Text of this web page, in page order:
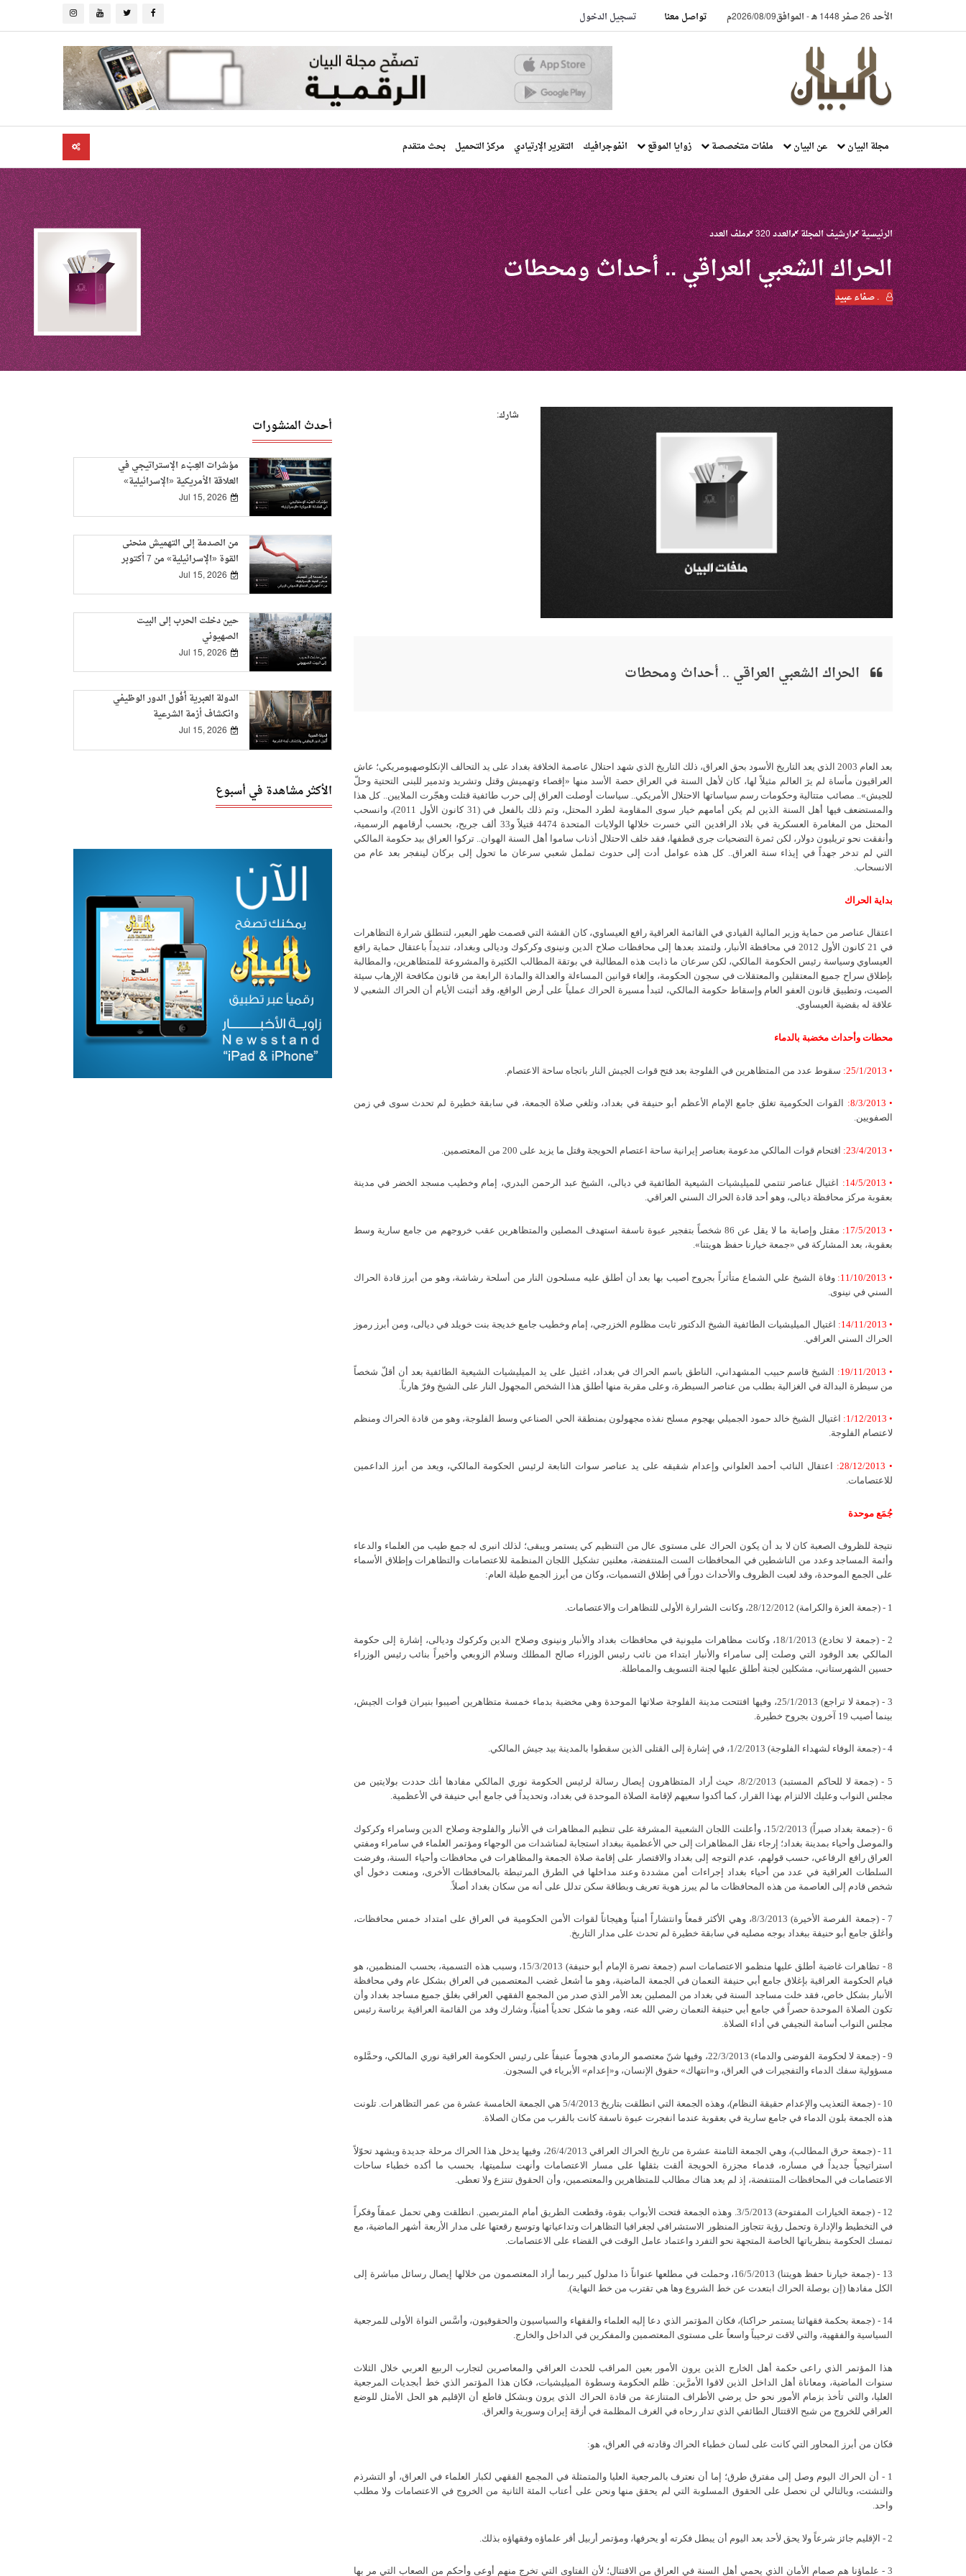
الأحد 26 صفر 1448 هـ -الموافق2026/08/09م تواصل معنا تسجيل الدخول
مجلة البيان عن البيان ملفات متخصصة زوايا الموقع انفوجرافيك التقرير الإرتيادي مركز التحميل بحث متقدم
الرئيسية ارشيف المجلة العدد 320 ملف العدد
الحراك الشعبي العراقي .. أحداث ومحطات
. صفاء عبيد
شارك:
الحراك الشعبي العراقي .. أحداث ومحطات
بعد العام 2003 الذي يعد التاريخ الأسود بحق العراق، ذلك التاريخ الذي شهد احتلال عاصمة الخلافة بغداد على يد التحالف الإنكلوصهيومريكي؛ عاش
العراقيون مأساة لم يرَ العالم مثيلاً لها، كان لأهل السنة في العراق حصة الأسد منها «إقصاء وتهميش وقتل وتشريد وتدمير للبنى التحتية وحلّ
للجيش».. مصائب متتالية وحكومات رسم سياساتها الاحتلال الأمريكي.. سياسات أوصلت العراق إلى حرب طائفية قتلت وهجّرت الملايين.. كل هذا
والمستضعف فيها أهل السنة الذين لم يكن أمامهم خيار سوى المقاومة لطرد المحتل، وتم ذلك بالفعل في (31 كانون الأول 2011)، وانسحب
المحتل من المغامرة العسكرية في بلاد الرافدين التي خسرت خلالها الولايات المتحدة 4474 قتيلاً و33 ألف جريح، بحسب أرقامهم الرسمية،
وأنفقت نحو تريليون دولار، لكن ثمرة التضحيات جرى قطفها، فقد خلف الاحتلال أذناب ساموا أهل السنة الهوان.. تركوا العراق بيد حكومة المالكي
التي لم تدخر جهداً في إيذاء سنة العراق.. كل هذه عوامل أدت إلى حدوث تململ شعبي سرعان ما تحول إلى بركان لينفجر بعد عام من
الانسحاب.
بداية الحراك
اعتقال عناصر من حماية وزير المالية القيادي في القائمة العراقية رافع العيساوي، كان القشة التي قصمت ظهر البعير، لتنطلق شرارة التظاهرات
في 21 كانون الأول 2012 في محافظة الأنبار، ولتمتد بعدها إلى محافظات صلاح الدين ونينوى وكركوك وديالى وبغداد، تنديداً باعتقال حماية رافع
العيساوي وسياسة رئيس الحكومة المالكي، لكن سرعان ما ذابت هذه المطالبة في بوتقة المطالب الكثيرة والمشروعة للمتظاهرين، والمطالبة
بإطلاق سراح جميع المعتقلين والمعتقلات في سجون الحكومة، وإلغاء قوانين المساءلة والعدالة والمادة الرابعة من قانون مكافحة الإرهاب سيئة
الصيت، وتطبيق قانون العفو العام وإسقاط حكومة المالكي، لتبدأ مسيرة الحراك عملياً على أرض الواقع، وقد أثبتت الأيام أن الحراك الشعبي لا
علاقة له بقضية العيساوي.
محطات وأحداث مخضبة بالدماء
• 25/1/2013: سقوط عدد من المتظاهرين في الفلوجة بعد فتح قوات الجيش النار باتجاه ساحة الاعتصام.
• 8/3/2013:
القوات الحكومية تغلق جامع الإمام الأعظم أبو حنيفة في بغداد، وتلغي صلاة الجمعة، في سابقة خطيرة لم تحدث سوى في زمن
الصفويين.
• 23/4/2013: اقتحام قوات المالكي مدعومة بعناصر إيرانية ساحة اعتصام الحويجة وقتل ما يزيد على 200 من المعتصمين.
• 14/5/2013:
اغتيال عناصر تنتمي للميليشيات الشيعية الطائفية في ديالى، الشيخ عبد الرحمن البدري، إمام وخطيب مسجد الخضر في مدينة
بعقوبة مركز محافظة ديالى، وهو أحد قادة الحراك السني العراقي.
• 17/5/2013:
مقتل وإصابة ما لا يقل عن 86 شخصاً بتفجير عبوة ناسفة استهدف المصلين والمتظاهرين عقب خروجهم من جامع سارية وسط
بعقوبة، بعد المشاركة في «جمعة خيارنا حفظ هويتنا».
• 11/10/2013:
وفاة الشيخ علي الشماع متأثراً بجروح أصيب بها بعد أن أطلق عليه مسلحون النار من أسلحة رشاشة، وهو من أبرز قادة الحراك
السني في نينوى.
• 14/11/2013:
اغتيال الميليشيات الطائفية الشيخ الدكتور ثابت مظلوم الخزرجي، إمام وخطيب جامع خديجة بنت خويلد في ديالى، ومن أبرز رموز
الحراك السني العراقي.
• 19/11/2013:
الشيخ قاسم حبيب المشهداني، الناطق باسم الحراك في بغداد، اغتيل على يد الميليشيات الشيعية الطائفية بعد أن أقلّ شخصاً
من سيطرة البدالة في الغزالية بطلب من عناصر السيطرة، وعلى مقربة منها أطلق هذا الشخص المجهول النار على الشيخ وفرّ هارباً.
• 1/12/2013:
اغتيال الشيخ خالد حمود الجميلي بهجوم مسلح نفذه مجهولون بمنطقة الحي الصناعي وسط الفلوجة، وهو من قادة الحراك ومنظم
لاعتصام الفلوجة.
• 28/12/2013:
اعتقال النائب أحمد العلواني وإعدام شقيقه على يد عناصر سوات التابعة لرئيس الحكومة المالكي، ويعد من أبرز الداعمين
للاعتصامات.
جُمَع موحدة
نتيجة للظروف الصعبة كان لا بد أن يكون الحراك على مستوى عال من التنظيم كي يستمر ويبقى؛ لذلك انبرى له جمع طيب من العلماء والدعاء
وأئمة المساجد وعدد من الناشطين في المحافظات الست المنتفضة، معلنين تشكيل اللجان المنظمة للاعتصامات والتظاهرات وإطلاق الأسماء
على الجمع الموحدة، وقد لعبت الظروف والأحداث دوراً في إطلاق التسميات، وكان من أبرز الجمع طيلة العام:
1 - (جمعة العزة والكرامة) 28/12/2012، وكانت الشرارة الأولى للتظاهرات والاعتصامات.
2 - (جمعة لا تخادع) 18/1/2013، وكانت مظاهرات مليونية في محافظات بغداد والأنبار ونينوى وصلاح الدين وكركوك وديالى، إشارة إلى حكومة
المالكي بعد الوفود التي وصلت إلى سامراء والأنبار ابتداء من نائب رئيس الوزراء صالح المطلك وسلام الزوبعي وأخيراً بنائب رئيس الوزراء
حسين الشهرستاني، مشكلين لجنة أطلق عليها لجنة التسويف والمماطلة.
3 - (جمعة لا تراجع) 25/1/2013، وفيها افتتحت مدينة الفلوجة صلاتها الموحدة وهي مخضبة بدماء خمسة متظاهرين أصيبوا بنيران قوات الجيش،
بينما أصيب 19 آخرون بجروح خطيرة.
4 - (جمعة الوفاء لشهداء الفلوجة) 1/2/2013، في إشارة إلى القتلى الذين سقطوا بالمدينة بيد جيش المالكي.
5 - (جمعة لا للحاكم المستبد) 8/2/2013، حيث أراد المتظاهرون إيصال رسالة لرئيس الحكومة نوري المالكي مفادها أنك حددت بولايتين من
مجلس النواب وعليك الالتزام بهذا القرار، كما أكدوا سعيهم لإقامة الصلاة الموحدة في بغداد، وتحديداً في جامع أبي حنيفة في الأعظمية.
6 - (جمعة بغداد صبراً) 15/2/2013، وأعلنت اللجان الشعبية المشرفة على تنظيم المظاهرات في الأنبار والفلوجة وصلاح الدين وسامراء وكركوك
والموصل وأحياء بمدينة بغداد؛ إرجاء نقل المظاهرات إلى حي الأعظمية ببغداد استجابة لمناشدات من الوجهاء ومؤتمر العلماء في سامراء ومفتي
العراق رافع الرفاعي، حسب قولهم، عدم التوجه إلى بغداد والاقتصار على إقامة صلاة الجمعة والمظاهرات في محافظات وأحياء السنة، وفرضت
السلطات العراقية في عدد من أحياء بغداد إجراءات أمن مشددة وعند مداخلها في الطرق المرتبطة بالمحافظات الأخرى، ومنعت دخول أي
شخص قادم إلى العاصمة من هذه المحافظات ما لم يبرز هوية تعريف وبطاقة سكن تدلل على أنه من سكان بغداد أصلاً.
7 - (جمعة الفرصة الأخيرة) 8/3/2013، وهي الأكثر قمعاً وانتشاراً أمنياً وهيجاناً لقوات الأمن الحكومية في العراق على امتداد خمس محافظات،
وأغلق جامع أبو حنيفة ببغداد بوجه مصليه في سابقة خطيرة لم تحدث على مدار التاريخ.
8 - تظاهرات غاضبة أطلق عليها منظمو الاعتصامات اسم (جمعة نصرة الإمام أبو حنيفة) 15/3/2013، وسبب هذه التسمية، بحسب المنظمين، هو
قيام الحكومة العراقية بإغلاق جامع أبي حنيفة النعمان في الجمعة الماضية، وهو ما أشعل غضب المعتصمين في العراق بشكل عام وفي محافظة
الأنبار بشكل خاص، فقد خلت مساجد السنة في بغداد من المصلين بعد الأمر الذي صدر من المجمع الفقهي العراقي بغلق جميع مساجد بغداد وأن
تكون الصلاة الموحدة حصراً في جامع أبي حنيفة النعمان رضي الله عنه، وهو ما شكل تحدياً أمنياً، وشارك وفد من القائمة العراقية برئاسة رئيس
مجلس النواب أسامة النجيفي في أداء الصلاة.
9 - (جمعة لا لحكومة الفوضى والدماء) 22/3/2013، وفيها شنّ معتصمو الرمادي هجوماً عنيفاً على رئيس الحكومة العراقية نوري المالكي، وحمَّلوه
مسؤولية سفك الدماء والتفجيرات في العراق، و«انتهاك» حقوق الإنسان، و«إعدام» الأبرياء في السجون.
10 - (جمعة التعذيب والإعدام حقيقة النظام)، وهذه الجمعة التي انطلقت بتاريخ 5/4/2013 هي الجمعة الخامسة عشرة من عمر التظاهرات. تلونت
هذه الجمعة بلون الدماء في جامع سارية في بعقوبة عندما انفجرت عبوة ناسفة كانت بالقرب من مكان الصلاة.
11 - (جمعة حرق المطالب)، وهي الجمعة الثامنة عشرة من تاريخ الحراك العراقي 26/4/2013، وفيها يدخل هذا الحراك مرحلة جديدة ويشهد تحوّلاً
استراتيجياً جديداً في مساره، فدماء مجزرة الحويجة ألقت بثقلها على مسار الاعتصامات وأنهت سلميتها، بحسب ما أكده خطباء ساحات
الاعتصامات في المحافظات المنتفضة، إذ لم يعد هناك مطالب للمتظاهرين والمعتصمين، وأن الحقوق تنتزع ولا تعطى.
12 - (جمعة الخيارات المفتوحة) 3/5/2013. وهذه الجمعة فتحت الأبواب بقوة، وقطعت الطريق أمام المتربصين. انطلقت وهي تحمل عمقاً وفكراً
في التخطيط والإدارة وتحمل رؤية تتجاوز المنظور الاستشرافي لجغرافيا التظاهرات وتداعياتها وتوسع رقعتها على مدار الأربعة أشهر الماضية، مع
تمسك الحكومة بنظرياتها الخاصة المتجهة نحو التفرد واعتماد عامل الوقت في القضاء على الاعتصامات.
13 - (جمعة خيارنا حفظ هويتنا) 16/5/2013، وحملت في مطلعها عنواناً ذا مدلول كبير ربما أراد المعتصمون من خلالها إيصال رسائل مباشرة إلى
الكل مفادها (إن بوصلة الحراك ابتعدت عن خط الشروع وها هي تقترب من خط النهاية).
14 - (جمعة بحكمة فقهائنا يستمر حراكنا)، فكان المؤتمر الذي دعا إليه العلماء والفقهاء والسياسيون والحقوقيون، وأسَّس النواة الأولى للمرجعية
السياسية والفقهية، والتي لاقت ترحيباً واسعاً على مستوى المعتصمين والمفكرين في الداخل والخارج.
هذا المؤتمر الذي راعى حكمة أهل الخارج الذين يرون الأمور بعين المراقب للحدث العراقي والمعاصرين لتجارب الربيع العربي خلال الثلاث
سنوات الماضية، ومعاناة أهل الداخل الذين لاقوا الأمرَّين: ظلم الحكومة وسطوة الميليشيات، فكان هذا المؤتمر الذي خط أبجديات المرجعية
العليا، والتي تأخذ بزمام الأمور نحو حل يرضي الأطراف المتنازعة من قادة الحراك الذي يرون وبشكل قاطع أن الإقليم هو الحل الأمثل للوضع
العراقي للخروج من شبح الاقتتال الطائفي الذي تدار رحاه في الغرف المظلمة في أزقة إيران وسورية والعراق.
فكان من أبرز المحاور التي كانت على لسان خطباء الحراك وقادته في العراق، هو:
1 - أن الحراك اليوم وصل إلى مفترق طرق؛ إما أن نعترف بالمرجعية العليا والمتمثلة في المجمع الفقهي لكبار العلماء في العراق، أو التشرذم
والتشتت، وبالتالي لن نحصل على الحقوق المسلوبة التي لم يحقق منها ونحن على أعتاب المئة الثانية من الخروج في الاعتصامات ولا مطلب
واحد.
2 - الإقليم جائز شرعاً ولا يحق لأحد بعد اليوم أن يبطل فكرته أو يحرفها، ومؤتمر أربيل أقر علماؤه وفقهاؤه بذلك.
3 - علماؤنا هم صمام الأمان الذي يحمي أهل السنة في العراق من الاقتتال؛ لأن الفتاوى التي تخرج منهم أوعى وأحكم من الصعاب التي مر بها
أحدث المنشورات
مؤشرات العِبْء الإستراتيجي في
العلاقة الأمريكية «الإسرائيلية»
Jul 15, 2026
من الصدمة إلى التهميش منحنى
القوة «الإسرائيلية» من 7 أكتوبر
إلى الاتفاق الأمريكي-الإيراني
Jul 15, 2026
حين دخلت الحرب إلى البيت
الصهيوني
Jul 15, 2026
الدولة العبرية أُفُول الدور الوظيفي
وانكشاف أزمة الشرعية
Jul 15, 2026
الأكثر مشاهدة في أسبوع